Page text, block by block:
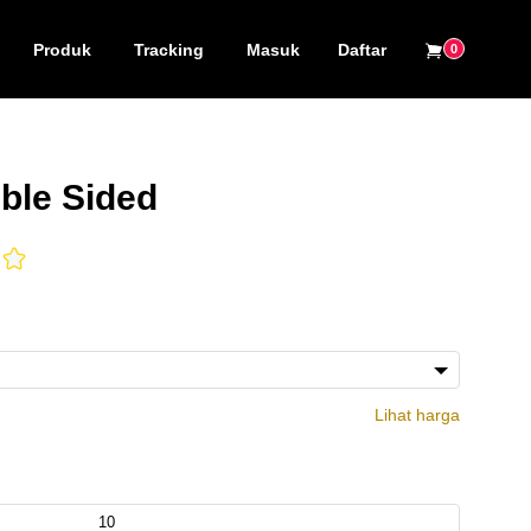
Produk Tracking Masuk Daftar 0
Sided
Lihat harga